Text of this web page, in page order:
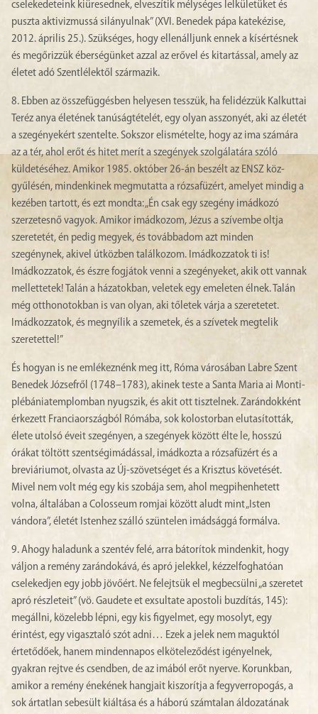
cselekedeteink kiüresednek, elveszítik mélységes lelkületüket és
puszta aktivizmussá silányulnak” (XVI. Benedek pápa katekézise,
2012. április 25.). Szükséges, hogy ellenálljunk ennek a kísértésnek
és megőrizzük éberségünket azzal az erővel és kitartással, amely az
életet adó Szentlélektől származik.
8. Ebben az összefüggésben helyesen tesszük, ha felidézzük Kalkuttai
Teréz anya életének tanúságtételét, egy olyan asszonyét, aki az életét
a szegényekért szentelte. Sokszor elismételte, hogy az ima számára
az a tér, ahol erőt és hitet merít a szegények szolgálatára szóló
küldetéséhez. Amikor 1985. október 26-án beszélt az ENSZ köz-
gyűlésén, mindenkinek megmutatta a rózsafüzért, amelyet mindig a
kezében tartott, és ezt mondta: „Én csak egy szegény imádkozó
szerzetesnő vagyok. Amikor imádkozom, Jézus a szívembe oltja
szeretetét, én pedig megyek, és továbbadom azt minden
szegénynek, akivel útközben találkozom. Imádkozzatok ti is!
Imádkozzatok, és észre fogjátok venni a szegényeket, akik ott vannak
mellettetek! Talán a házatokban, veletek egy emeleten élnek. Talán
még otthonotokban is van olyan, aki tőletek várja a szeretetet.
Imádkozzatok, és megnyílik a szemetek, és a szívetek megtelik
szeretettel!”
És hogyan is ne emlékeznénk meg itt, Róma városában Labre Szent
Benedek Józsefről (1748–1783), akinek teste a Santa Maria ai Monti-
plébániatemplomban nyugszik, és akit ott tisztelnek. Zarándokként
érkezett Franciaországból Rómába, sok kolostorban elutasították,
élete utolsó éveit szegényen, a szegények között élte le, hosszú
órákat töltött szentségimádással, imádkozta a rózsafüzért és a
breviáriumot, olvasta az Új-szövetséget és a Krisztus követését.
Mivel nem volt még egy kis szobája sem, ahol megpihenhetett
volna, általában a Colosseum romjai között aludt mint „Isten
vándora”, életét Istenhez szálló szüntelen imádsággá formálva.
9. Ahogy haladunk a szentév felé, arra bátorítok mindenkit, hogy
váljon a remény zarándokává, és apró jelekkel, kézzelfoghatóan
cselekedjen egy jobb jövőért. Ne felejtsük el megbecsülni „a szeretet
apró részleteit” (vö. Gaudete et exsultate apostoli buzdítás, 145):
megállni, közelebb lépni, egy kis figyelmet, egy mosolyt, egy
érintést, egy vigasztaló szót adni… Ezek a jelek nem maguktól
értetődőek, hanem mindennapos elköteleződést igényelnek,
gyakran rejtve és csendben, de az imából erőt nyerve. Korunkban,
amikor a remény énekének hangjait kiszorítja a fegyverropogás, a
sok ártatlan sebesült kiáltása és a háború számtalan áldozatának